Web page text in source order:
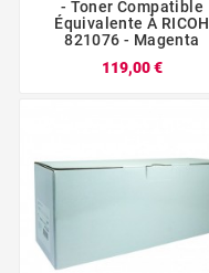
- Toner Compatible
Équivalente À RICOH
821076 - Magenta
119,00 €